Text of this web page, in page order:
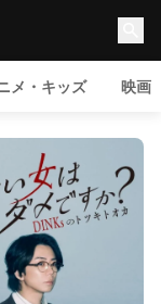
メ・キッズ 映画